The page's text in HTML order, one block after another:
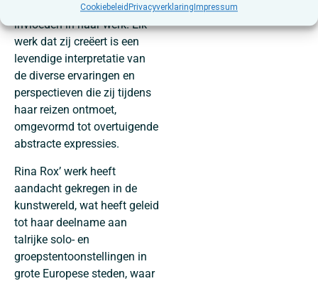
Cookiebeleid Privacyverklaring Impressum
schakering aan culturele
invloeden in haar werk. Elk
werk dat zij creëert is een
levendige interpretatie van
de diverse ervaringen en
perspectieven die zij tijdens
haar reizen ontmoet,
omgevormd tot overtuigende
abstracte expressies.
Rina Rox’ werk heeft
aandacht gekregen in de
kunstwereld, wat heeft geleid
tot haar deelname aan
talrijke solo- en
groepstentoonstellingen in
grote Europese steden, waar